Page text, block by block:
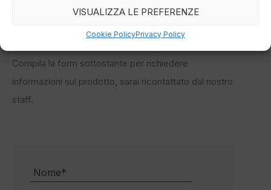
VISUALIZZA LE PREFERENZE
Cookie PolicyPrivacy Policy
Compila la form sottostante per richiedere
informazioni sul prodotto, sarai ricontattato dal nostro
staff.